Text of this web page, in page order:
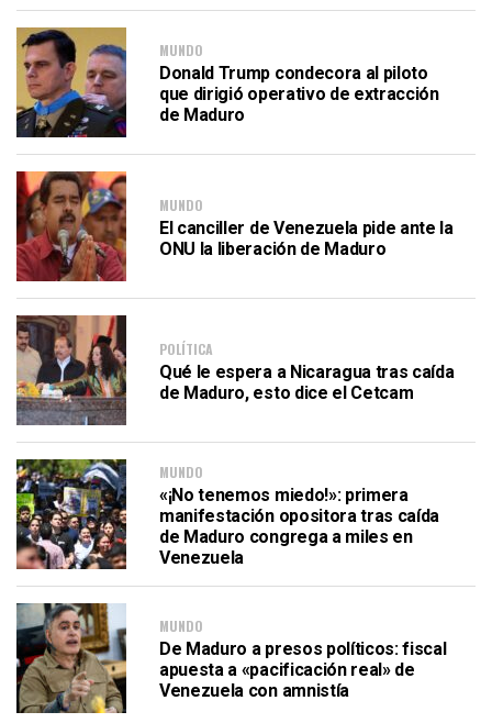
MUNDO
Donald Trump condecora al piloto
que dirigió operativo de extracción
de Maduro
MUNDO
El canciller de Venezuela pide ante la
ONU la liberación de Maduro
POLÍTICA
Qué le espera a Nicaragua tras caída
de Maduro, esto dice el Cetcam
MUNDO
«¡No tenemos miedo!»: primera
manifestación opositora tras caída
de Maduro congrega a miles en
Venezuela
MUNDO
De Maduro a presos políticos: fiscal
apuesta a «pacificación real» de
Venezuela con amnistía